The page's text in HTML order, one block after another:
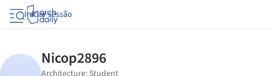
Iniciar sessão